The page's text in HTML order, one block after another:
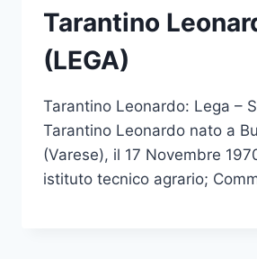
Tarantino
(LEGA)
Tarantino Leonardo: Lega –
Tarantino Leonardo nato a
(Varese), il 17 Novembre
istituto tecnico agrario;